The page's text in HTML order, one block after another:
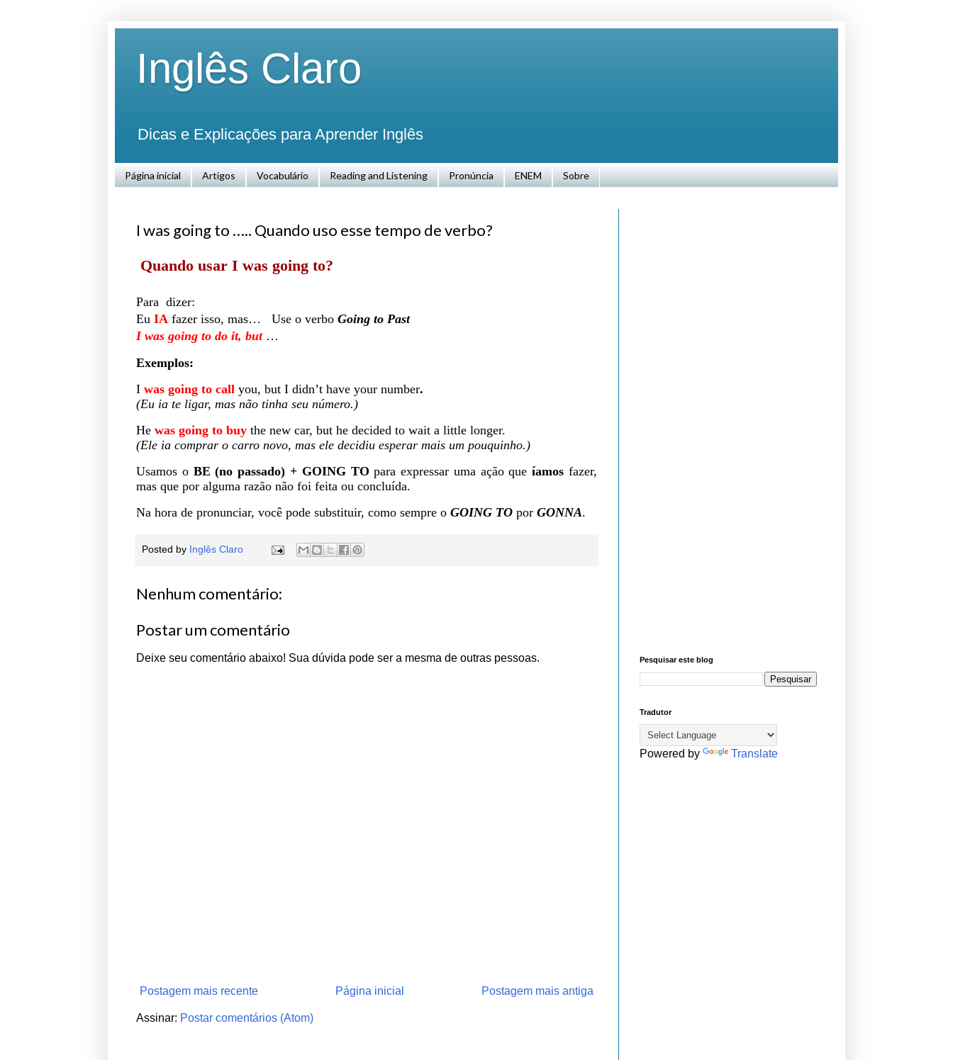
Inglês Claro
Dicas e Explicações para Aprender Inglês
Página inicial Artigos Vocabulário Reading and Listening Pronúncia ENEM Sobre
I was going to ….. Quando uso esse tempo de verbo?
Quando usar I was going to?
Para dizer:
Eu IA fazer isso, mas… Use o verbo Going to Past
I was going to do it, but …
Exemplos:
I was going to call you, but I didn’t have your number.
(Eu ia te ligar, mas não tinha seu número.)
He was going to buy the new car, but he decided to wait a little longer.
(Ele ia comprar o carro novo, mas ele decidiu esperar mais um pouquinho.)
Usamos oBE (no passado) + GOING TO para expressar uma ação que íamos fazer,
mas que por alguma razão não foi feita ou concluída.
Na hora de pronunciar, você pode substituir, como sempre o GOING TO por GONNA.
Posted by Inglês Claro
Nenhum comentário:
Postar um comentário
Deixe seu comentário abaixo! Sua dúvida pode ser a mesma de outras pessoas.
Postagem mais recente Postagem mais antiga
Página inicial
Assinar: Postar comentários (Atom)
Pesquisar este blog
Tradutor
Powered by Translate